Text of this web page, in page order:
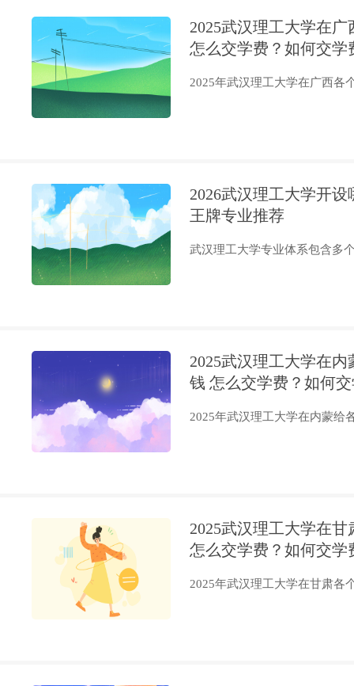
2025武汉理工大学在
怎么交学费？如何交学
2025年武汉理工大学在广西各
2026武汉理工大学开
王牌专业推荐
武汉理工大学专业体系包含多
2025武汉理工大学在
钱 怎么交学费？如何
2025年武汉理工大学在内蒙给
2025武汉理工大学在
怎么交学费？如何交学
2025年武汉理工大学在甘肃各